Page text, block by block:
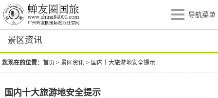
导航菜单
景区资讯
您现在的位置：首页 >景区资讯 > 国内十大旅游地安全提示
国内十大旅游地安全提示